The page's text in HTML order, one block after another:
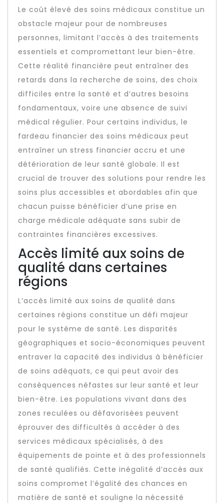
Le coût élevé des soins médicaux constitue un
obstacle majeur pour de nombreuses
personnes, limitant l’accès à des traitements
essentiels et compromettant leur bien-être.
Cette réalité financière peut entraîner des
retards dans la recherche de soins, des choix
difficiles entre la santé et d’autres besoins
fondamentaux, voire une absence de suivi
médical régulier. Pour certains individus, le
fardeau financier des soins médicaux peut
entraîner un stress financier accru et une
détérioration de leur santé globale. Il est
crucial de trouver des solutions pour rendre les
soins plus accessibles et abordables afin que
chacun puisse bénéficier d’une prise en
charge médicale adéquate sans subir de
contraintes financières excessives.
Accès limité aux soins de
qualité dans certaines
régions
L’accès limité aux soins de qualité dans
certaines régions constitue un défi majeur
pour le système de santé. Les disparités
géographiques et socio-économiques peuvent
entraver la capacité des individus à bénéficier
de soins adéquats, ce qui peut avoir des
conséquences néfastes sur leur santé et leur
bien-être. Les populations vivant dans des
zones reculées ou défavorisées peuvent
éprouver des difficultés à accéder à des
services médicaux spécialisés, à des
équipements de pointe et à des professionnels
de santé qualifiés. Cette inégalité d’accès aux
soins compromet l’égalité des chances en
matière de santé et souligne la nécessité